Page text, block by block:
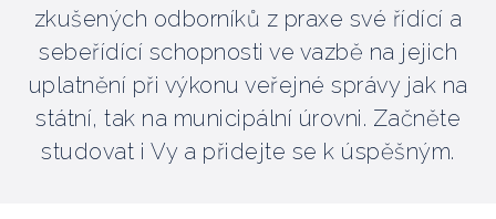
zkušených odborníků z praxe své řídící a
sebeřídící schopnosti ve vazbě na jejich
uplatnění při výkonu veřejné správy jak na
státní, tak na municipální úrovni. Začněte
studovat i Vy a přidejte se k úspěšným.